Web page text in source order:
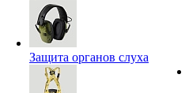
Защита органов слуха